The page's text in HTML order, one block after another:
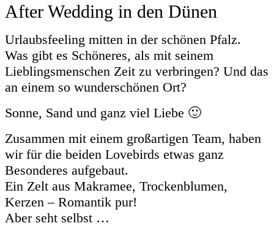
After Wedding in den Dünen
Urlaubsfeeling mitten in der schönen Pfalz.
Was gibt es Schöneres, als mit seinem
Lieblingsmenschen Zeit zu verbringen? Und das
an einem so wunderschönen Ort?
Sonne, Sand und ganz viel Liebe 🙂
Zusammen mit einem großartigen Team, haben
wir für die beiden Lovebirds etwas ganz
Besonderes aufgebaut.
Ein Zelt aus Makramee, Trockenblumen,
Kerzen – Romantik pur!
Aber seht selbst …